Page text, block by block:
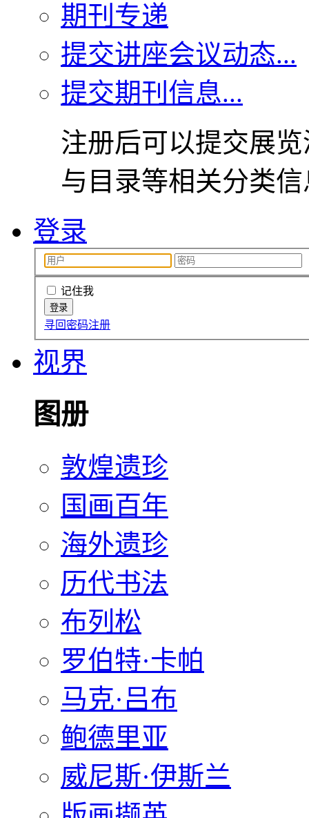
期刊专递
提交讲座会议动态...
提交期刊信息...
注册后可以提交展
与目录等相关分类
登录
记住我
寻回密码注册
视界
图册
敦煌遗珍
国画百年
海外遗珍
历代书法
布列松
罗伯特·卡帕
马克·吕布
鲍德里亚
威尼斯·伊斯兰